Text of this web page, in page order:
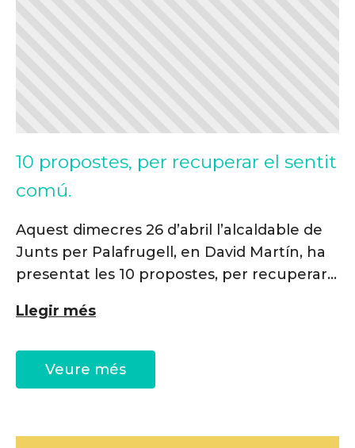
10 propostes, per recuperar el sentit
comú.
Aquest dimecres 26 d’abril l’alcaldable de
Junts per Palafrugell, en David Martín, ha
presentat les 10 propostes, per recuperar
fa diferents, ens fa únics i és la demostració
Llegir més
Veure més